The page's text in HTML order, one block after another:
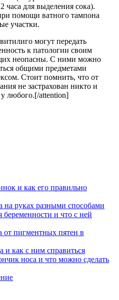
часа для выделения сока).
помощи ватного тампона
участки.
могут передать
к патологии своим
неопасны. С ними можно
общими предметами
Стоит помнить, что от
не застрахован никто и
любого.[/attention]
и как его правильно
на руках разными способами
и что с ней
пигментных пятен в
и как с ним справиться
носа и что можно сделать